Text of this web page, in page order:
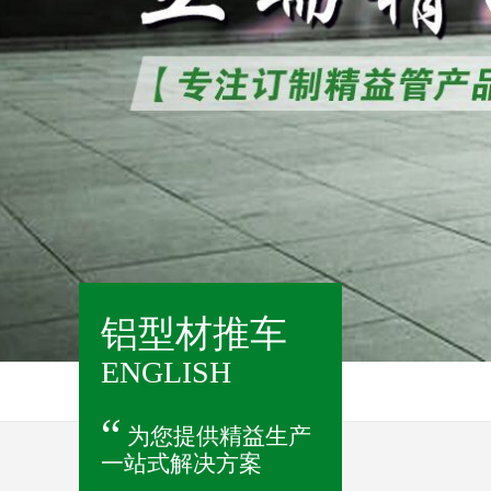
铝型材推车
ENGLISH
“ 为您提供精益生产
一站式解决方案